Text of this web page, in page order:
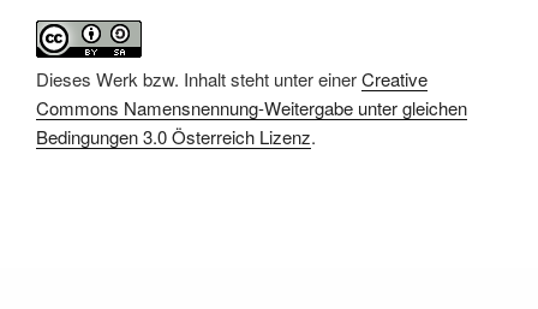
Dieses Werk bzw. Inhalt steht unter einerCreative
Commons Namensnennung-Weitergabe unter gleichen
Bedingungen 3.0 Österreich Lizenz.